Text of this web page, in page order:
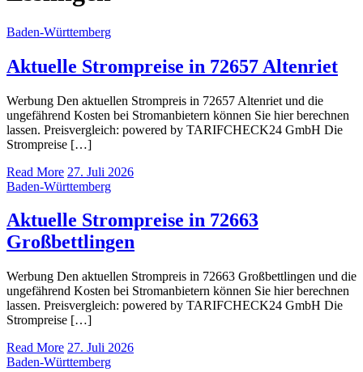
Baden-Württemberg
Aktuelle Strompreise in 72657 Altenriet
Werbung Den aktuellen Strompreis in 72657 Altenriet und die
ungefährend Kosten bei Stromanbietern können Sie hier berechnen
lassen. Preisvergleich: powered by TARIFCHECK24 GmbH Die
Strompreise […]
Read More 27. Juli 2026
Baden-Württemberg
Aktuelle Strompreise in 72663
Großbettlingen
Werbung Den aktuellen Strompreis in 72663 Großbettlingen und die
ungefährend Kosten bei Stromanbietern können Sie hier berechnen
lassen. Preisvergleich: powered by TARIFCHECK24 GmbH Die
Strompreise […]
Read More 27. Juli 2026
Baden-Württemberg